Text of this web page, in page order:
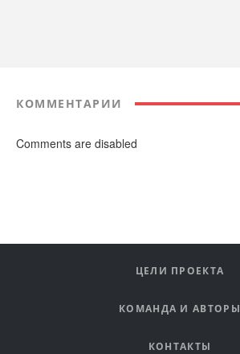
КОММЕНТАРИИ
Comments are disabled
ЦЕЛИ ПРОЕКТА
КОМАНДА И АВТОРЫ
КОНТАКТЫ